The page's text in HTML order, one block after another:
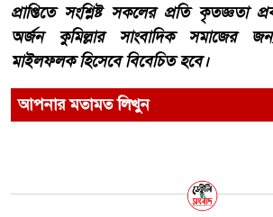
প্রাপ্তিতে সংশ্লিষ্ট সকলের প্রতি
অর্জন কুমিল্লার সাংবাদিক সমাজের
মাইলফলক হিসেবে বিবেচিত হবে।
আপনার মতামত লিখুন